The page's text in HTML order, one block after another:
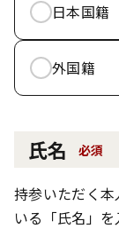
日本国籍
外国籍
氏名 必須
持参いただく
いる「氏名」を